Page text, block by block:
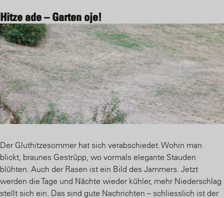
Hitze ade – Garten oje!
Der Gluthitzesommer hat sich verabschiedet. Wohin man
blickt, braunes Gestrüpp, wo vormals elegante Stauden
blühten. Auch der Rasen ist ein Bild des Jammers. Jetzt
werden die Tage und Nächte wieder kühler, mehr Niederschlag
stellt sich ein. Das sind gute Nachrichten – schliesslich ist der